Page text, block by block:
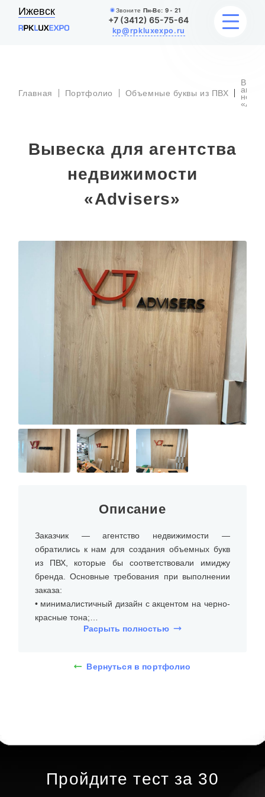
Ижевск Звоните Пн-Вс: 9 - 21
+7 (3412) 65-75-64
kp@rpkluxexpo.ru
УСЛУГИ
АКЦИИ
О КОМПАНИИ
Главная Портфолио Объемные буквы из ПВХ
Вывеска для агентства
недвижимости
«Advisers»
Описание
Заказчик — агентство недвижимости —
обратились к нам для создания объемных букв
из ПВХ, которые бы соответствовали имиджу
бренда. Основные требования при выполнении
заказа:
• минималистичный дизайн с акцентом на черно-
красные тона;
• долгий срок эксплуатации;
На встрече с клиентом уточнили размеры места
черного цвета, логотип красного цвета.
Расрыть полностью
Вернуться в портфолио
Пройдите тест за 30